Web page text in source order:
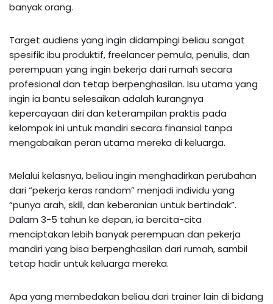
banyak orang.
Target audiens yang ingin didampingi beliau sangat
spesifik: ibu produktif, freelancer pemula, penulis, dan
perempuan yang ingin bekerja dari rumah secara
profesional dan tetap berpenghasilan. Isu utama yang
ingin ia bantu selesaikan adalah kurangnya
kepercayaan diri dan keterampilan praktis pada
kelompok ini untuk mandiri secara finansial tanpa
mengabaikan peran utama mereka di keluarga.
Melalui kelasnya, beliau ingin menghadirkan perubahan
dari “pekerja keras random” menjadi individu yang
“punya arah, skill, dan keberanian untuk bertindak”.
Dalam 3-5 tahun ke depan, ia bercita-cita
menciptakan lebih banyak perempuan dan pekerja
mandiri yang bisa berpenghasilan dari rumah, sambil
tetap hadir untuk keluarga mereka.
Apa yang membedakan beliau dari trainer lain di bidang